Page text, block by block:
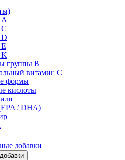
A
K
группы B
витамин C
формы
кислоты
/ DHA)
добавки